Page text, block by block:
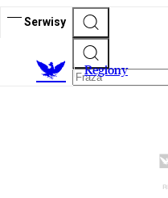
Serwisy
Regiony